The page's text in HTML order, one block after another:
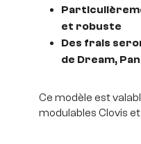
et robuste
Des frais
de Dream,
Ce modèle est
modulables Clovis